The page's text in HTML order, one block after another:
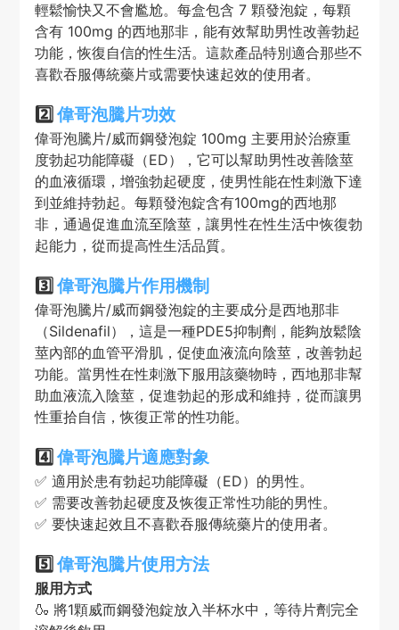
輕鬆愉快又不會尷尬。每盒包含 7 顆發泡錠，每顆
含有 100mg 的西地那非，能有效幫助男性改善勃起
功能，恢復自信的性生活。這款產品特別適合那些不
喜歡吞服傳統藥片或需要快速起效的使用者。
2️⃣ 偉哥泡騰片功效
偉哥泡騰片/威而鋼發泡錠 100mg 主要用於治療重
度勃起功能障礙（ED），它可以幫助男性改善陰莖
的血液循環，增強勃起硬度，使男性能在性刺激下達
到並維持勃起。每顆發泡錠含有100mg的西地那
非，通過促進血流至陰莖，讓男性在性生活中恢復勃
起能力，從而提高性生活品質。
3️⃣ 偉哥泡騰片作用機制
偉哥泡騰片/威而鋼發泡錠的主要成分是西地那非
（Sildenafil），這是一種PDE5抑制劑，能夠放鬆陰
莖內部的血管平滑肌，促使血液流向陰莖，改善勃起
功能。當男性在性刺激下服用該藥物時，西地那非幫
助血液流入陰莖，促進勃起的形成和維持，從而讓男
性重拾自信，恢復正常的性功能。
4️⃣ 偉哥泡騰片適應對象
✅ 適用於患有勃起功能障礙（ED）的男性。
✅ 需要改善勃起硬度及恢復正常性功能的男性。
✅ 要快速起效且不喜歡吞服傳統藥片的使用者。
5️⃣ 偉哥泡騰片使用方法
服用方式
🍶 將1顆威而鋼發泡錠放入半杯水中，等待片劑完全